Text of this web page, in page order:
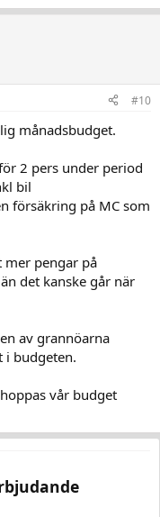
#10
månadsbudget.
2 pers under period
bil
försäkring på MC som
mer pengar på
det kanske går när
av grannöarna
i budgeten.
vår budget